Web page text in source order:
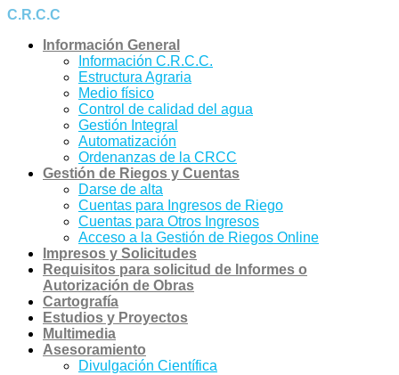
Ir
contenido
C.R.C.C
Información General
Información C.R.C.C.
Estructura Agraria
Medio físico
Control de calidad del agua
Gestión Integral
Automatización
Ordenanzas de la CRCC
Gestión de Riegos y Cuentas
Darse de alta
Cuentas para Ingresos de Riego
Cuentas para Otros Ingresos
Acceso a la Gestión de Riegos Online
Impresos y Solicitudes
Requisitos para solicitud de Informes o
Autorización de Obras
Cartografía
Estudios y Proyectos
Multimedia
Asesoramiento
Divulgación Científica